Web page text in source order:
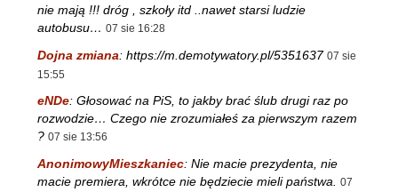
nie mają !!! dróg , szkoły itd ..nawet starsi ludzie
autobusu… 07 sie 16:28
Dojna zmiana: https://m.demotywatory.pl/5351637 07 sie
15:55
eNDe: Głosować na PiS, to jakby brać ślub drugi raz po
rozwodzie… Czego nie zrozumiałeś za pierwszym razem
? 07 sie 13:56
AnonimowyMieszkaniec: Nie macie prezydenta, nie
macie premiera, wkrótce nie będziecie mieli państwa.
07